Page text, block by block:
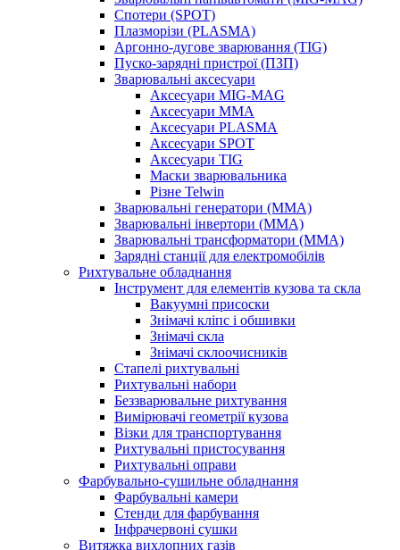
Спотери (SPOT)
Плазморізи (PLASMA)
Аргонно-дугове зварювання (TIG)
Пуско-зарядні пристрої (ПЗП)
Зварювальні аксесуари
Аксесуари MIG-MAG
Аксесуари MMA
Аксесуари PLASMA
Аксесуари SPOT
Аксесуари TIG
Маски зварювальника
Різне Telwin
Зварювальні генератори (MMA)
Зварювальні інвертори (MMA)
Зварювальні трансформатори (MMA)
Зарядні станції для електромобілів
Рихтувальне обладнання
Інструмент для елементів кузова та скла
Вакуумні присоски
Знімачі кліпс і обшивки
Знімачі скла
Знімачі склоочисників
Стапелі рихтувальні
Рихтувальні набори
Беззварювальне рихтування
Вимірювачі геометрії кузова
Візки для транспортування
Рихтувальні пристосування
Рихтувальні оправи
Фарбувально-сушильне обладнання
Фарбувальні камери
Стенди для фарбування
Інфрачервоні сушки
Витяжка вихлопних газів